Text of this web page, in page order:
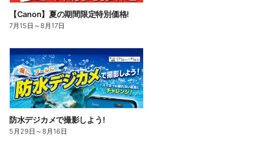
【Canon】夏の期間限定特別価格!
7月15日 ～8月17日
防水デジカメで撮影しよう!
5月29日 ～8月16日